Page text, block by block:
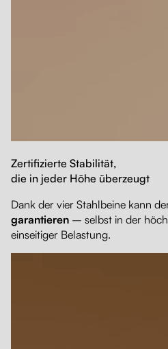
Zertifizierte Stabilität,
die in jeder Höhe überzeugt
Dank der vier Stahlbeine kann
garantieren – selbst in der
einseitiger Belastung.